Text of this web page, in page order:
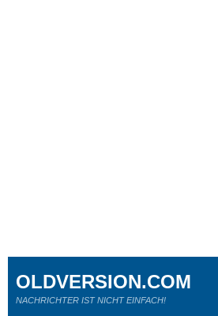
OLDVERSION.COM
NACHRICHTER IST NICHT EINFACH!